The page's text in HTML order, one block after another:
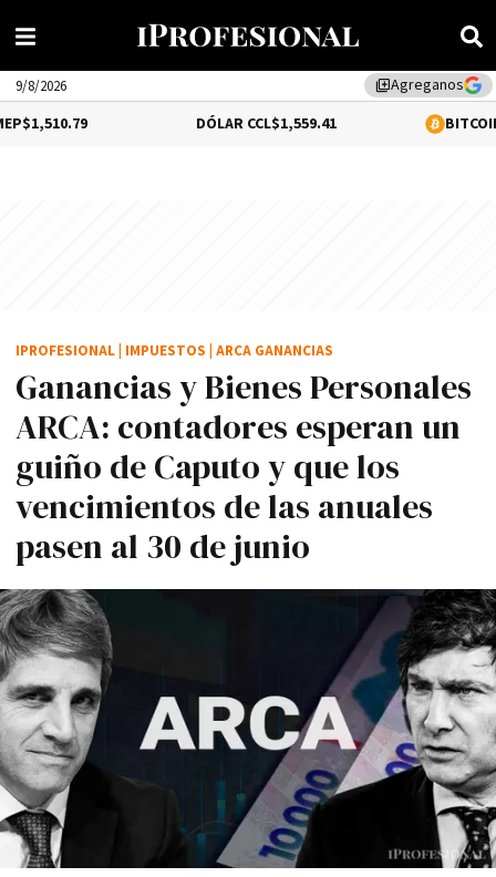
library_addAgreganos
9/8/2026
$1,559.41 0.12%
Ganancias y Bienes Personales
ARCA: contadores esperan un
guiño de Caputo y que los
vencimientos de las anuales
pasen al 30 de junio
IPROFESIONAL IMPUESTOS ARCA GANANCIAS